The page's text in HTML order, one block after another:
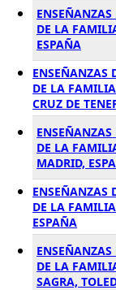
DE LA
ESPAÑA
ENSEÑANZAS
DE LA
CRUZ DE
DE LA
MADRID,
ENSEÑANZAS
DE LA
ESPAÑA
DE LA
SAGRA,